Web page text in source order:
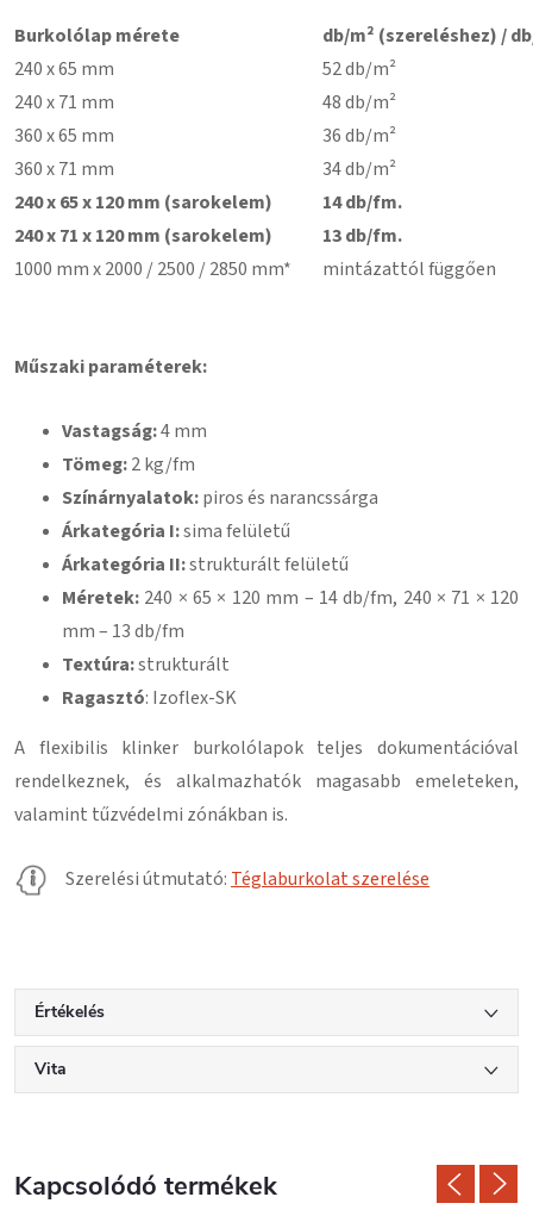
Burkolólap mérete
db/m² (szereléshez) /
240 x 65 mm
52 db/m²
240 x 71 mm
48 db/m²
360 x 65 mm
36 db/m²
360 x 71 mm
34 db/m²
240 x 65 x 120 mm (sarokelem)
14 db/fm.
240 x 71 x 120 mm (sarokelem)
13 db/fm.
1000 mm x 2000 / 2500 / 2850 mm*
mintázattól függően
Műszaki paraméterek:
Vastagság:4 mm
Tömeg:2 kg/fm
Színárnyalatok:piros és narancssárga
Árkategória I:sima felületű
Árkategória II:strukturált felületű
Méretek: 240 × 65 × 120 mm – 14 db/fm, 240 × 71 × 120
mm – 13 db/fm
Textúra:strukturált
Ragasztó: Izoflex-SK
A flexibilis klinker burkolólapok teljes dokumentációval
rendelkeznek, és alkalmazhatók magasabb emeleteken,
valamint tűzvédelmi zónákban is.
Szerelési útmutató: Téglaburkolat szerelése
Értékelés
Vita
Kapcsolódó termékek